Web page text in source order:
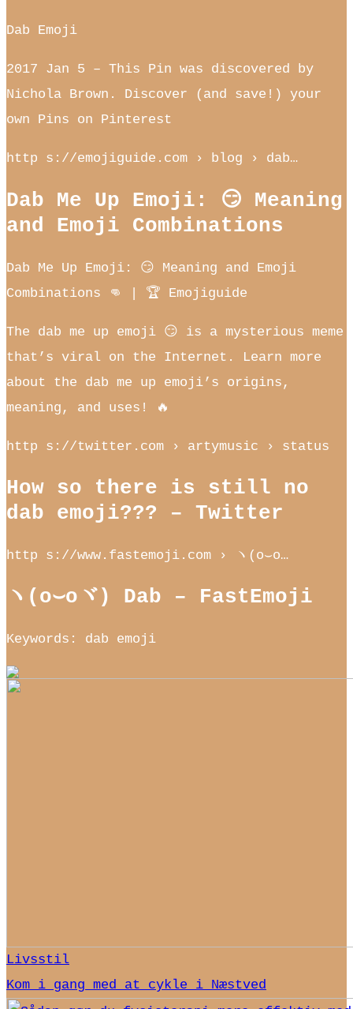
Dab Emoji
2017 Jan 5 – This Pin was discovered by
Nichola Brown. Discover (and save!) your
own Pins on Pinterest
http s://emojiguide.com › blog › dab…
Dab Me Up Emoji: 😏 Meaning
and Emoji Combinations
Dab Me Up Emoji: 😏 Meaning and Emoji
Combinations 👊 | 🏆 Emojiguide
The dab me up emoji 😏 is a mysterious meme
that’s viral on the Internet. Learn more
about the dab me up emoji’s origins,
meaning, and uses! 🔥
http s://twitter.com › artymusic › status
How so there is still no
dab emoji??? – Twitter
http s://www.fastemoji.com › ヽ(o⌣o…
ヽ(o⌣oヾ) Dab – FastEmoji
Keywords: dab emoji
Livsstil
Kom i gang med at cykle i Næstved